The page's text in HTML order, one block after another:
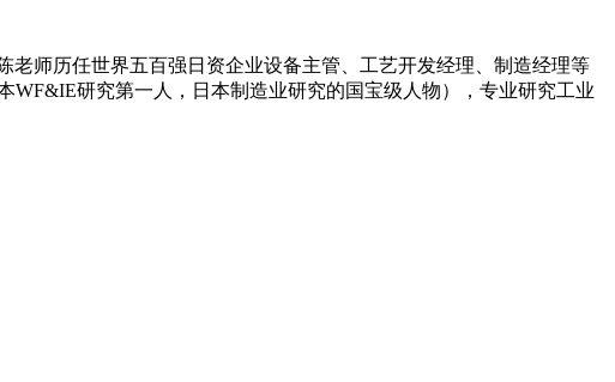
师历任世界五百强日资企业设备主管、工艺开发经理、制造经理等
研究第一人，日本制造业研究的国宝级人物），专业研究工业